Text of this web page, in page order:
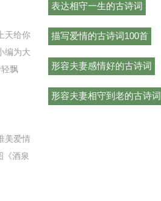
天给你
编为大
飘
美爱情
酒泉
表达相守一生的古诗词
描写爱情的古诗词100首
形容夫妻感情好的古诗词
形容夫妻相守到老的古诗词